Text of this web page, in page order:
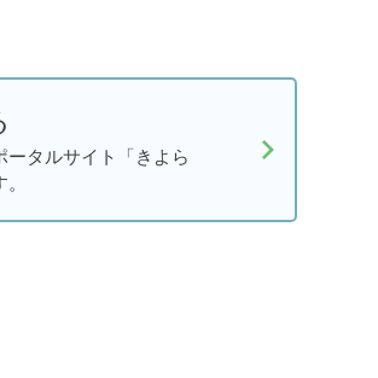
ータルサイト「きよら